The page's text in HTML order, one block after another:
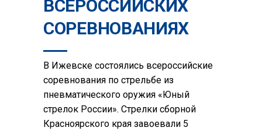
ВСЕРОССИЙСКИХ
СОРЕВНОВАНИЯХ
В Ижевске состоялись всероссийские
соревнования по стрельбе из
пневматического оружия «Юный
стрелок России». Стрелки сборной
Красноярского края завоевали 5